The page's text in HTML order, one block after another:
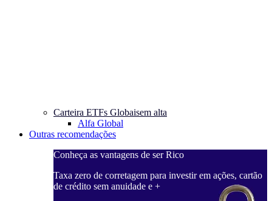
Carteira ETFs Globaisem alta
Alfa Global
Outras recomendações
Conheça as vantagens de ser Rico
Taxa zero de corretagem para investir em ações, cartão
de crédito sem anuidade e +